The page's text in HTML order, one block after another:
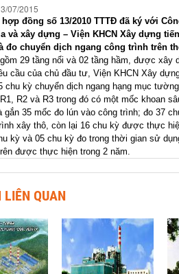
07/2015
đồng số 13/2010 TTTĐ đã ký với
và xây dựng – Viện KHCN Xây dựng
đo chuyển dịch ngang công trình trên
29 tầng nổi và 02 tầng hầm, được xây
cầu của chủ đầu tư, Viện KHCN Xây
chu kỳ chuyển dịch ngang hạng mục
R2 và R3 trong đó có một mốc khoan
gắn 35 mốc đo lún vào công trình; đo 37
xây thô, còn lại 16 chu kỳ được thực
kỳ và 05 chu kỳ đo trong thời gian sử
được thực hiện trong 2 năm.
LIÊN QUAN